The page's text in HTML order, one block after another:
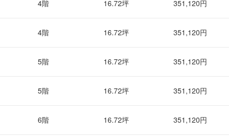
4階 16.72坪 351,120円
4階 16.72坪 351,120円
5階 16.72坪 351,120円
5階 16.72坪 351,120円
6階 16.72坪 351,120円